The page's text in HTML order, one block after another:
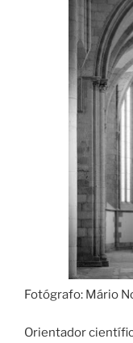
Fotógrafo: Mário
Orientador